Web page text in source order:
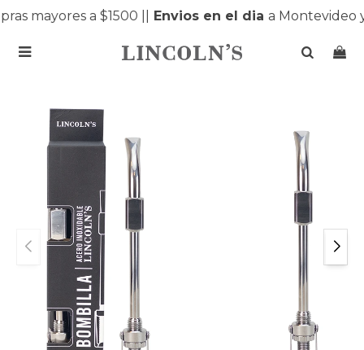
mayores a $1500 | Envios en el diaa Montevideo
